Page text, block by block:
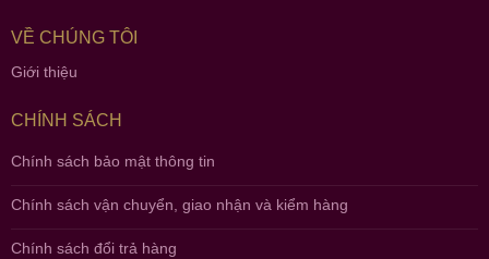
VỀ CHÚNG TÔI
Giới thiệu
CHÍNH SÁCH
Chính sách bảo mật thông tin
Chính sách vận chuyển, giao nhận và kiểm hàng
Chính sách đổi trả hàng